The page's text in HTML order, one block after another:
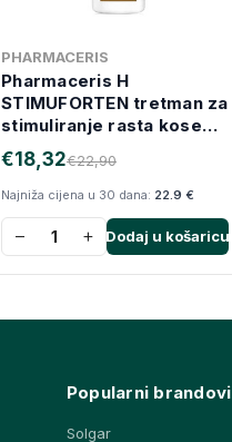
PHARMACERIS
Pharmaceris H
STIMUFORTEN tretman za
stimuliranje rasta kose
125 ml
€22,90
€18,32
Najniža cijena u 30 dana: 22.9 €
− + Dodaj u košaricu
Popularni brandovi
Solgar